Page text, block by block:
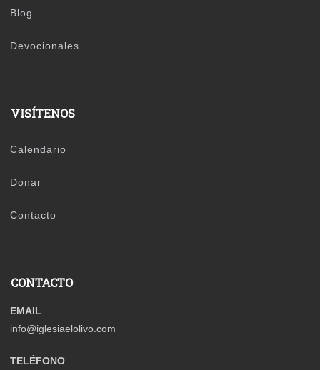
Blog
Devocionales
VISÍTENOS
Calendario
Donar
Contacto
CONTACTO
EMAIL
info@iglesiaelolivo.com
TELÉFONO